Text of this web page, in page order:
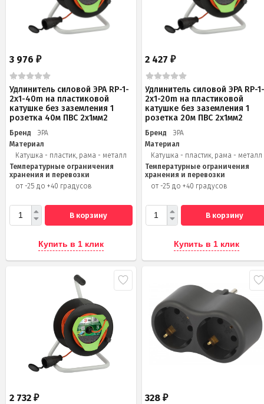
3 976 ₽
Удлинитель силовой ЭРА RP-1-
2x1-40m на пластиковой
катушке без заземления 1
розетка 40м ПВС 2x1мм2
Бренд
ЭРА
Материал
Катушка - пластик, рама - металл
Температурные ограничения
хранения и перевозки
от -25 до +40 градусов
В корзину
Купить в 1 клик
2 427₽
Удлинитель силовой ЭРА RP-
2x1-20m на пластиковой
катушке без заземления 1
розетка 20м ПВС 2х1мм2
Бренд
ЭРА
Материал
Катушка - пластик, рама - металл
Температурные ограничения
хранения и перевозки
от -25 до +40 градусов
В корзину
Купить в 1 клик
2 732 ₽ 328₽